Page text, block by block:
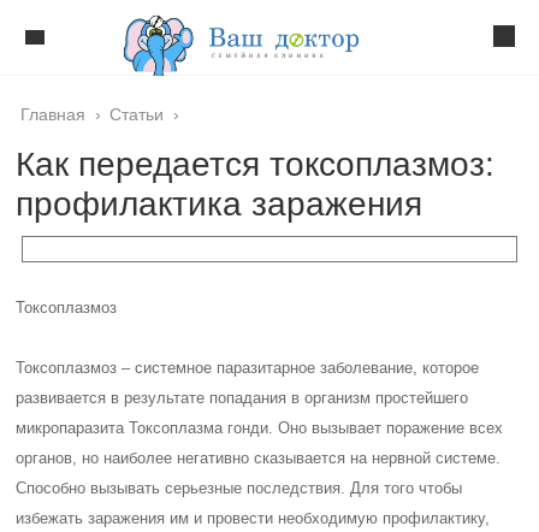
Главная › Статьи ›
Как передается токсоплазмоз:
профилактика заражения
Токсоплазмоз
Токсоплазмоз – системное паразитарное заболевание, которое
развивается в результате попадания в организм простейшего
микропаразита Токсоплазма гонди. Оно вызывает поражение всех
органов, но наиболее негативно сказывается на нервной системе.
Способно вызывать серьезные последствия. Для того чтобы
избежать заражения им и провести необходимую профилактику,